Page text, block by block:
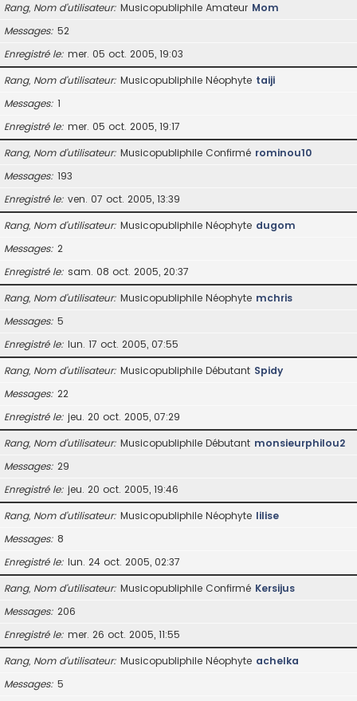
Rang, Nom d’utilisateur Musicopubliphile Amateur Mom
Messages 52
Enregistré le mer. 05 oct. 2005, 19:03
Rang, Nom d’utilisateur Musicopubliphile Néophyte taiji
Messages 1
Enregistré le mer. 05 oct. 2005, 19:17
Rang, Nom d’utilisateur Musicopubliphile Confirmé rominou10
Messages 193
Enregistré le ven. 07 oct. 2005, 13:39
Rang, Nom d’utilisateur Musicopubliphile Néophyte dugom
Messages 2
Enregistré le sam. 08 oct. 2005, 20:37
Rang, Nom d’utilisateur Musicopubliphile Néophyte mchris
Messages 5
Enregistré le lun. 17 oct. 2005, 07:55
Rang, Nom d’utilisateur Musicopubliphile Débutant Spidy
Messages 22
Enregistré le jeu. 20 oct. 2005, 07:29
Rang, Nom d’utilisateur Musicopubliphile Débutant monsieurphilou2
Messages 29
Enregistré le jeu. 20 oct. 2005, 19:46
Rang, Nom d’utilisateur Musicopubliphile Néophyte lilise
Messages 8
Enregistré le lun. 24 oct. 2005, 02:37
Rang, Nom d’utilisateur Musicopubliphile Confirmé Kersijus
Messages 206
Enregistré le mer. 26 oct. 2005, 11:55
Rang, Nom d’utilisateur Musicopubliphile Néophyte achelka
Messages 5